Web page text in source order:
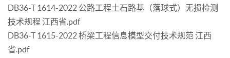
DB36-T 1614-2022 公路工程土石路基（落球式）无损检测
技术规程 江西省.pdf
DB36-T 1615-2022 桥梁工程信息模型交付技术规范 江西
省.pdf